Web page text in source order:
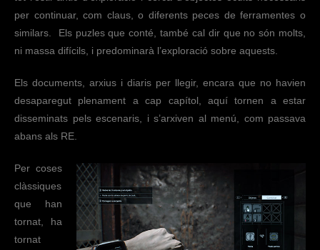
per continuar, com claus, o diferents peces de ferramentes o
similars. Els puzles que conté, també cal dir que no són molts,
ni massa difícils, i predominarà l’exploració sobre aquests.
Els documents, arxius i diaris per llegir, encara que no havien
desaparegut plenament a cap capítol, aquí tornen a estar
disseminats pels escenaris, i s’arxiven al menú, com passava
abans als RE.
Per coses
clàssiques
que han
tornat, ha
tornat